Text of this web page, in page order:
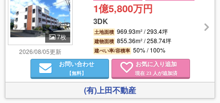
7枚
2026/08/05更新
1億5,800万円
3DK
土地面積 969.93m² / 293.4坪
建物面積 855.36m² / 258.74坪
建ぺい率/容積率 50% / 100%
お問い合わせ
【無料】
お気に入り追加
現在 23人が追加済
(有)上田不動産